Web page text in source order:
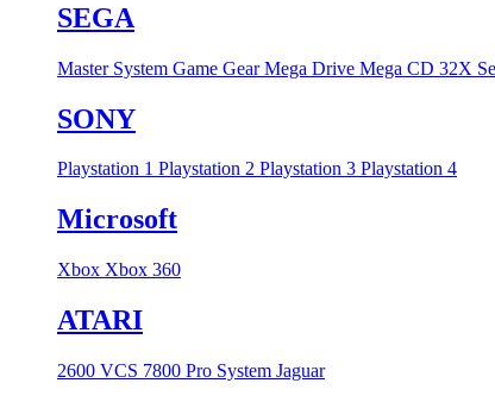
SEGA
Master System Game GearMega Drive Mega CD 32X
SONY
Playstation 1 Playstation 2 Playstation 3 Playstation 4
Microsoft
Xbox Xbox 360
ATARI
2600 VCS 7800 Pro System Jaguar